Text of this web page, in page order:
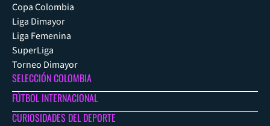
Copa Colombia
Liga Dimayor
Liga Femenina
SuperLiga
Torneo Dimayor
SELECCIÓN COLOMBIA
FÚTBOL INTERNACIONAL
CURIOSIDADES DEL DEPORTE